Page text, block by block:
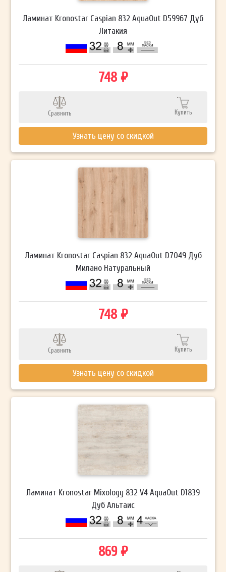
Ламинат Kronostar Caspian 832 AquaOut D59967 Дуб
Литакия
748 ₽
Сравнить Купить
Узнать цену со скидкой
Ламинат Kronostar Caspian 832 AquaOut D7049 Дуб
Милано Натуральный
748 ₽
Сравнить Купить
Узнать цену со скидкой
Ламинат Kronostar Mixology 832 V4 AquaOut D1839
Дуб Альтаис
869 ₽